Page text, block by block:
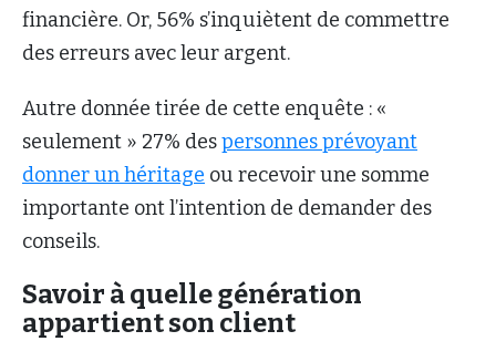
financière. Or, 56% s’inquiètent de commettre
des erreurs avec leur argent.
Autre donnée tirée de cette enquête : «
seulement » 27% despersonnes prévoyant
donner un héritage ou recevoir une somme
importante ont l’intention de demander des
conseils.
Savoir à quelle génération
appartient son client